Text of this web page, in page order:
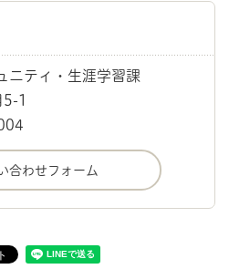
ニティ・生涯学習課
1